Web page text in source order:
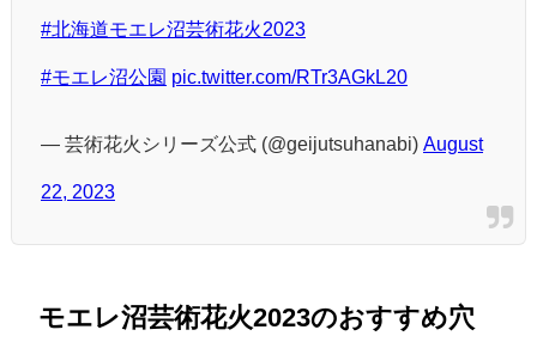
#北海道モエレ沼芸術花火2023
#モエレ沼公園 pic.twitter.com/RTr3AGkL20
— 芸術花火シリーズ公式 (@geijutsuhanabi) August
22, 2023
モエレ沼芸術花火2023のおすすめ穴